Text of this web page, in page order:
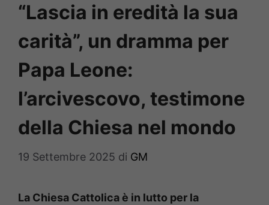
“Lascia in eredità la sua
carità”, un dramma per
Papa Leone:
l’arcivescovo, testimone
della Chiesa nel mondo
19 Settembre 2025 di GM
La Chiesa Cattolica è in lutto per la